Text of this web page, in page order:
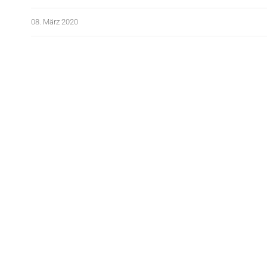
08. März 2020